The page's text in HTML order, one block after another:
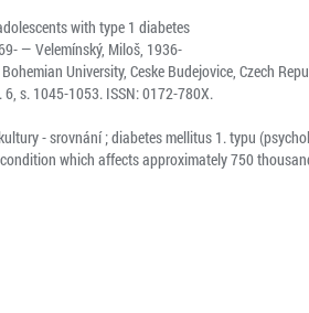
with type 1 diabetes
— Velemínský, Miloš, 1936-
University, Ceske Budejovice, Czech
s. 1045-1053. ISSN: 0172-780X.
- srovnání ; diabetes mellitus 1. typu
which affects approximately 750